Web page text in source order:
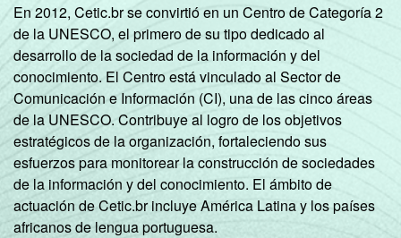
serviços
* Base: 6929 empresas que declararam ter
acesso à Internet, com 10 ou mais pessoas
ocupadas, que constituem os seguintes
segmentos da CNAE 2.0 (C, F, G, H, I, J, L, M,
N, R e S). Dados coletados entre os meses
de setembro e dezembro de 2015.
En 2012, Cetic.br se convirtió en un Centro de Categoría 2
de la UNESCO, el primero de su tipo dedicado al
desarrollo de la sociedad de la información y del
conocimiento. El Centro está vinculado al Sector de
Comunicación e Información (CI), una de las cinco áreas
de la UNESCO. Contribuye al logro de los objetivos
estratégicos de la organización, fortaleciendo sus
esfuerzos para monitorear la construcción de sociedades
de la información y del conocimiento. El ámbito de
actuación de Cetic.br incluye América Latina y los países
africanos de lengua portuguesa.